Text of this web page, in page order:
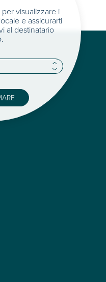
visualizzare i
e assicurarti
al destinatario